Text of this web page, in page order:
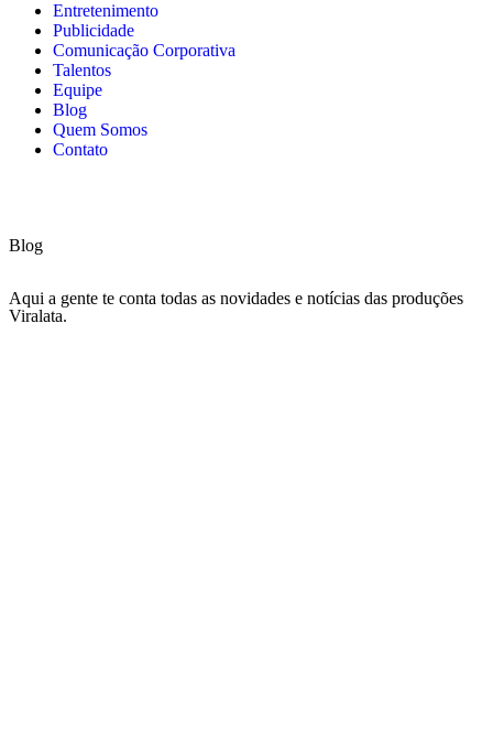
Entretenimento
Publicidade
Comunicação Corporativa
Talentos
Equipe
Blog
Quem Somos
Contato
Blog
Aqui a gente te conta todas as novidades e notícias das produções
Viralata.